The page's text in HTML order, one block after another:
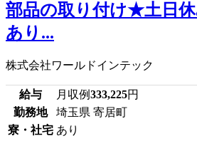
部品の取り付け★土日
あり...
株式会社ワールドインテック
給与 月収例333,225円
勤務地
埼玉県 寄居町
寮・社宅 あり